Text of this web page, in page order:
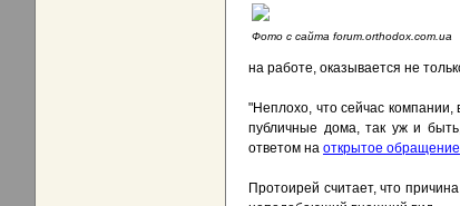
Фото с сайта forum.orthodox.com.ua
на работе, оказывается не
"Неплохо, что сейчас
публичные дома, так уж и
ответом на открытое обращение
Протоирей считает, что